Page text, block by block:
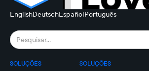
EnglishDeutschEspañolPortuguês
SOLUÇÕES SOLUÇÕES